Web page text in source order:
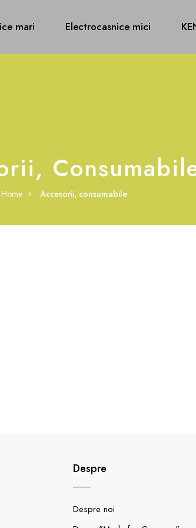
mari Electrocasnice mici
Home Accesorii, consumabile
Despre
Despre noi